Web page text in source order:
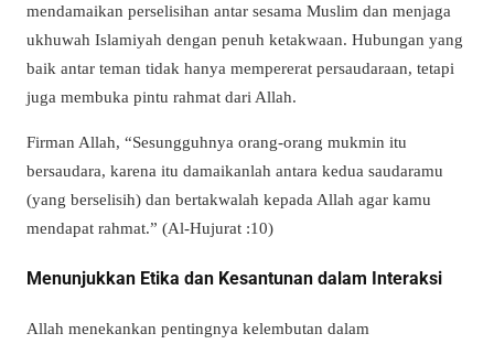
mendamaikan perselisihan antar sesama Muslim dan menjaga
ukhuwah Islamiyah dengan penuh ketakwaan. Hubungan yang
baik antar teman tidak hanya mempererat persaudaraan, tetapi
juga membuka pintu rahmat dari Allah.
Firman Allah, “Sesungguhnya orang-orang mukmin itu
bersaudara, karena itu damaikanlah antara kedua saudaramu
(yang berselisih) dan bertakwalah kepada Allah agar kamu
mendapat rahmat.” (Al-Hujurat :10)
Menunjukkan Etika dan Kesantunan dalam Interaksi
Allah menekankan pentingnya kelembutan dalam